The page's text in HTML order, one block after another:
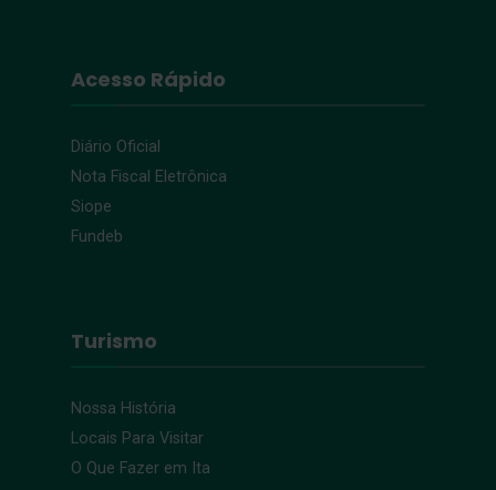
Acesso Rápido
Diário Oficial
Nota Fiscal Eletrônica
Siope
Fundeb
Turismo
Nossa História
Locais Para Visitar
O Que Fazer em Ita